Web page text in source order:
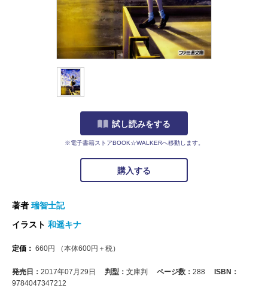
試し読みをする
※電子書籍ストアBOOK☆WALKERへ移動します。
購入する
著者 瑞智士記
イラスト 和遥キナ
定価： 660円 （本体600円＋税）
発売日： 2017年07月29日 判型： 文庫判 ページ数： 288
ISBN：
9784047347212